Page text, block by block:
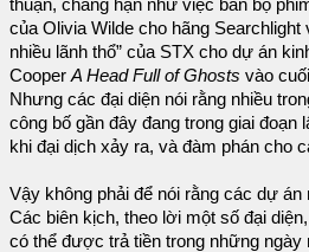
thuận, chẳng hạn như việc bán bộ
của Olivia Wilde cho hãng
nhiều lãnh thổ” của STX cho dự án
Cooper A Head Full of Ghosts vào
Nhưng các đại diện nói rằng nhiều
công bố gần đây đang trong giai
khi đại dịch xảy ra, và đàm phán cho
Vậy không phải để nói rằng các dự
Các biên kịch, theo lời một số đại
có thể được trả tiền trong những ngày